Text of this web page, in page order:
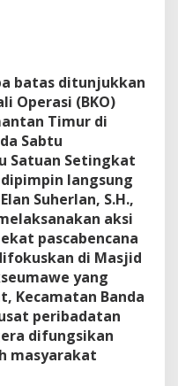
batas ditunjukkan
Operasi (BKO)
Timur di
Sabtu
Satuan Setingkat
dipimpin langsung
Suherlan, S.H.,
aksi
pascabencana
di Masjid
yang
Kecamatan Banda
peribadatan
difungsikan
masyarakat